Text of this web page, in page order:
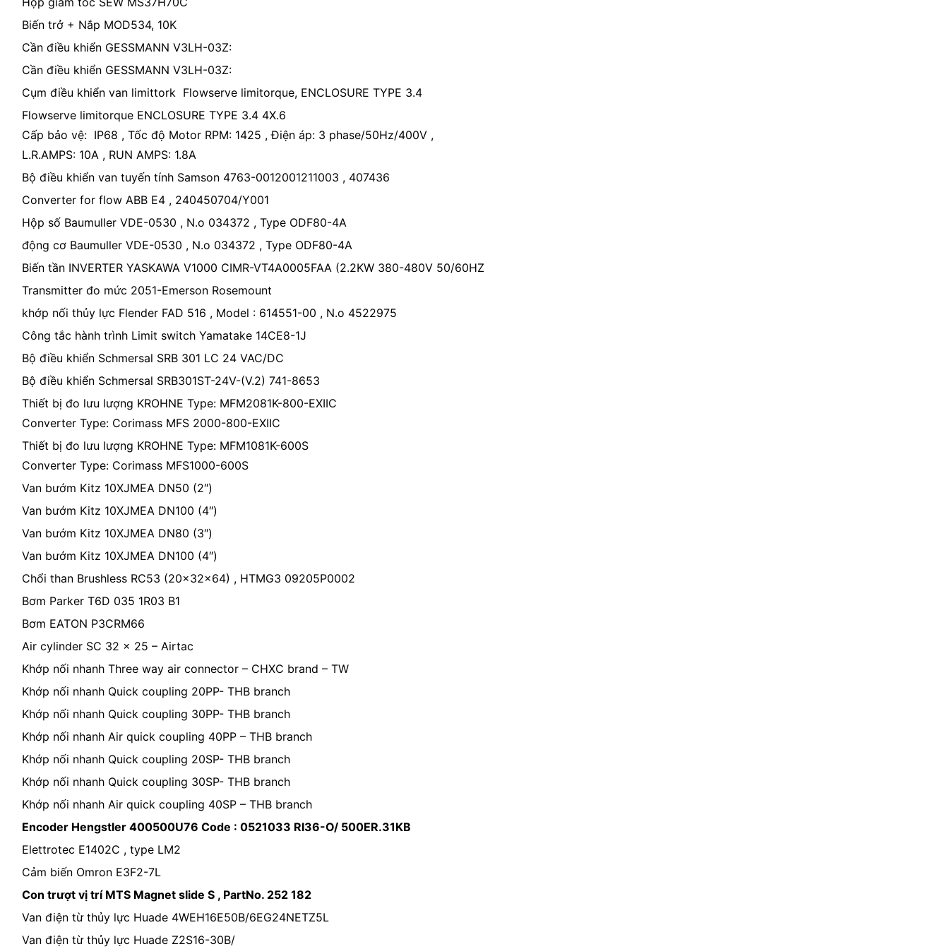
Biến trở + Nắp MOD534, 10K
Cần điều khiển GESSMANN V3LH-03Z:
Cần điều khiển GESSMANN V3LH-03Z:
Cụm điều khiển van limittork Flowserve limitorque, ENCLOSURE TYPE 3.4
Flowserve limitorque ENCLOSURE TYPE 3.4 4X.6
Cấp bảo vệ: IP68 , Tốc độ Motor RPM: 1425 , Điện áp: 3 phase/50Hz/400V ,
L.R.AMPS: 10A , RUN AMPS: 1.8A
Bộ điều khiển van tuyến tính Samson 4763-0012001211003 , 407436
Converter for flow ABB E4 , 240450704/Y001
Hộp số Baumuller VDE-0530 , N.o 034372 , Type ODF80-4A
động cơ Baumuller VDE-0530 , N.o 034372 , Type ODF80-4A
Biến tần INVERTER YASKAWA V1000 CIMR-VT4A0005FAA (2.2KW 380-480V 50/60HZ
Transmitter đo mức 2051-Emerson Rosemount
khớp nối thủy lực Flender FAD 516 , Model : 614551-00 , N.o 4522975
Công tắc hành trình Limit switch Yamatake 14CE8-1J
Bộ điều khiển Schmersal SRB 301 LC 24 VAC/DC
Bộ điều khiển Schmersal SRB301ST-24V-(V.2) 741-8653
Thiết bị đo lưu lượng KROHNE Type: MFM2081K-800-EXIIC
Converter Type: Corimass MFS 2000-800-EXIIC
Thiết bị đo lưu lượng KROHNE Type: MFM1081K-600S
Converter Type: Corimass MFS1000-600S
Van bướm Kitz 10XJMEA DN50 (2″)
Van bướm Kitz 10XJMEA DN100 (4″)
Van bướm Kitz 10XJMEA DN80 (3″)
Van bướm Kitz 10XJMEA DN100 (4″)
Chổi than Brushless RC53 (20x32x64) , HTMG3 09205P0002
Bơm Parker T6D 035 1R03 B1
Bơm EATON P3CRM66
Air cylinder SC 32 x 25 – Airtac
Khớp nối nhanh Three way air connector – CHXC brand – TW
Khớp nối nhanh Quick coupling 20PP- THB branch
Khớp nối nhanh Quick coupling 30PP- THB branch
Khớp nối nhanh Air quick coupling 40PP – THB branch
Khớp nối nhanh Quick coupling 20SP- THB branch
Khớp nối nhanh Quick coupling 30SP- THB branch
Khớp nối nhanh Air quick coupling 40SP – THB branch
Encoder Hengstler 400500U76 Code : 0521033 RI36-O/ 500ER.31KB
Elettrotec E1402C , type LM2
Cảm biến Omron E3F2-7L
Con trượt vị trí MTS Magnet slide S , PartNo. 252 182
Van điện từ thủy lực Huade 4WEH16E50B/6EG24NETZ5L
Van điện từ thủy lực Huade Z2S16-30B/